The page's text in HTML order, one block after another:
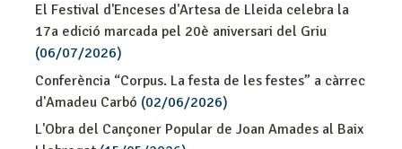
El Festival d'Enceses d'Artesa de Lleida celebra la
17a edició marcada pel 20è aniversari del Griu
(06/07/2026)
Conferència “Corpus. La festa de les festes” a càrrec
d'Amadeu Carbó (02/06/2026)
L'Obra del Cançoner Popular de Joan Amades al Baix